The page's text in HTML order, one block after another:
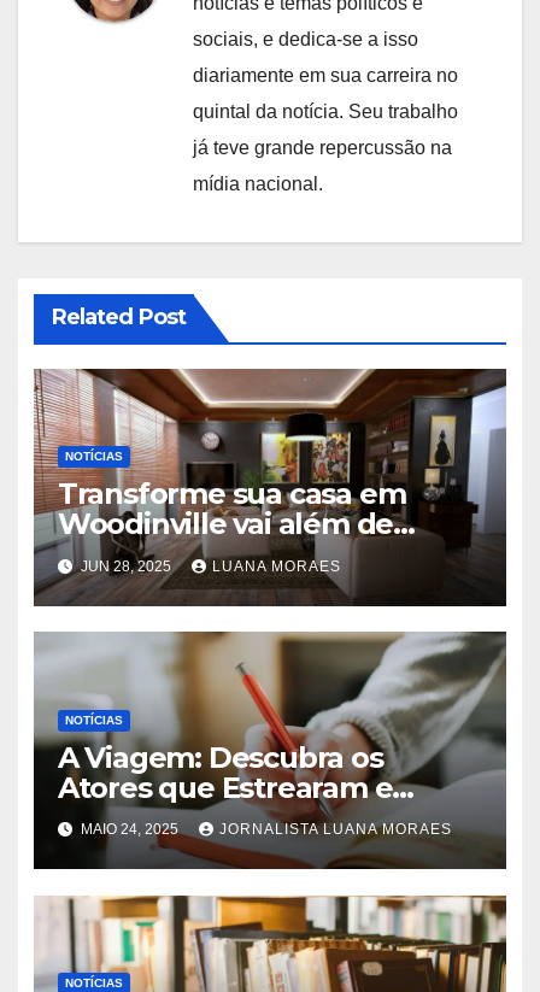
sociais, e dedica-se a isso
diariamente em sua carreira no
quintal da notícia. Seu trabalho
já teve grande repercussão na
mídia nacional.
Related Post
NOTÍCIAS
Transforme sua casa em
Woodinville vai além de
trocar pisos
JUN 28, 2025 LUANA MORAES
NOTÍCIAS
A Viagem: Descubra os
Atores que Estrearam e
Fizeram História na Novela!
MAIO 24, 2025 JORNALISTA LUANA MORAES
NOTÍCIAS